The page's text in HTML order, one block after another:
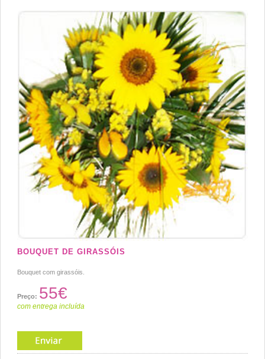
BOUQUET DE GIRASSÓIS
Bouquet com girassóis.
Preço: 55€
com entrega incluída